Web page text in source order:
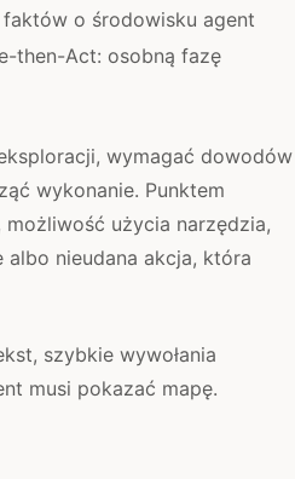
o środowisku agent
then-Act: osobną fazę
wymagać dowodów
wykonanie. Punktem
użycia narzędzia,
albo nieudana akcja, która
szybkie wywołania
musi pokazać mapę.